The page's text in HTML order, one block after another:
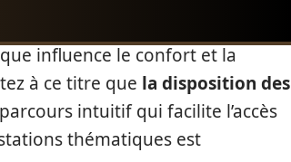
influence le confort et la
à ce titre que la disposition des
intuitif qui facilite l’accès
thématiques est